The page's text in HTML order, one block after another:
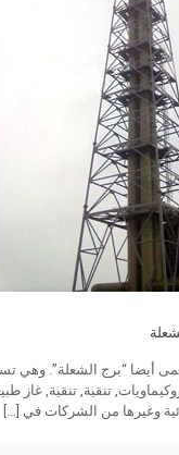
أيضا “برج الشعلة”. وهي
تنقية, تنقية, غاز
وغيرها من الشركات في [...]